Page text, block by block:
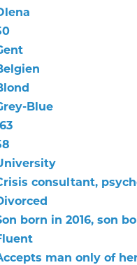
Blue
consultant,
born in 2016, son
man only of